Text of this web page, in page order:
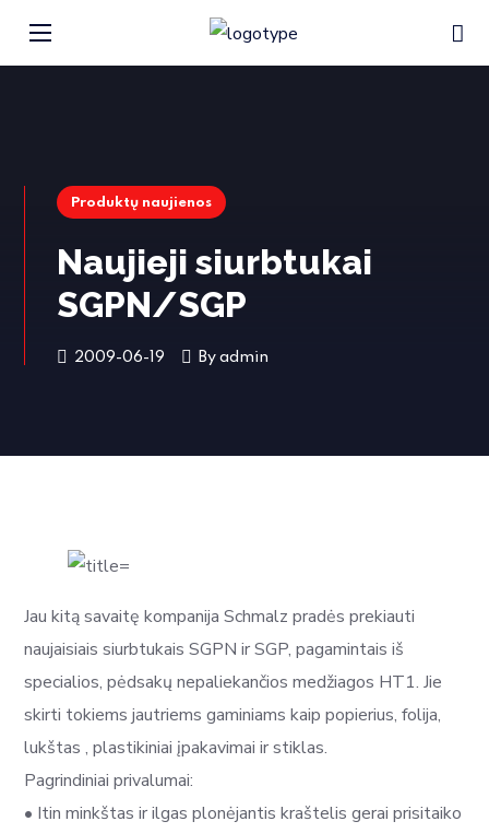
Produktų naujienos
Naujieji siurbtukai
SGPN/SGP
2009-06-19 Byadmin
Jau kitą savaitę kompanija Schmalz pradės prekiauti
naujaisiais siurbtukais SGPN ir SGP, pagamintais iš
specialios, pėdsakų nepaliekančios medžiagos HT1. Jie
skirti tokiems jautriems gaminiams kaip popierius, folija,
lukštas , plastikiniai įpakavimai ir stiklas.
Pagrindiniai privalumai:
• Itin minkštas ir ilgas plonėjantis kraštelis gerai prisitaiko